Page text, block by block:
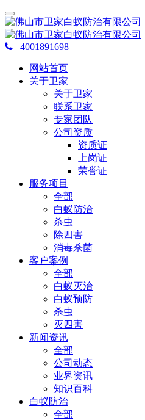
4001891698
网站首页
关于卫家
关于卫家
联系卫家
专家团队
公司资质
资质证
上岗证
荣誉证
服务项目
全部
白蚁防治
杀虫
除四害
消毒杀菌
客户案例
全部
白蚁灭治
白蚁预防
杀虫
灭四害
新闻资讯
全部
公司动态
业界资讯
知识百科
白蚁防治
全部